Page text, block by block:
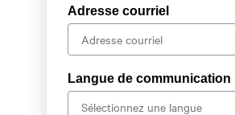
Conditions d'utilisationPolitique de
Adresse courriel
Langue de communication